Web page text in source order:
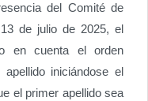
del Comité de
de julio de 2025, el
en cuenta el orden
iniciándose el
el primer apellido sea